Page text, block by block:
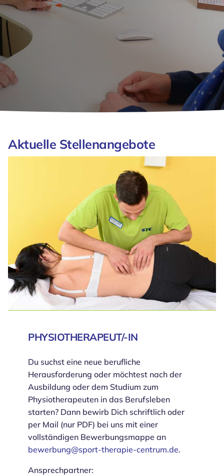
Aktuelle Stellenangebote
PHYSIOTHERAPEUT/-IN
Du suchst eine neue berufliche
Herausforderung oder möchtest nach der
Ausbildung oder dem Studium zum
Physiotherapeuten in das Berufsleben
starten? Dann bewirb Dich schriftlich oder
per Mail (nur PDF) bei uns mit einer
vollständigen Bewerbungsmappe an
bewerbung@sport-therapie-centrum.de.
Ansprechpartner: